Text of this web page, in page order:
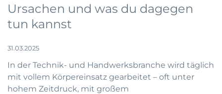
Ursachen und was du dagegen
tun kannst
31.03.2025
In der Technik- und Handwerksbranche wird täglich
mit vollem Körpereinsatz gearbeitet – oft unter
hohem Zeitdruck, mit großem